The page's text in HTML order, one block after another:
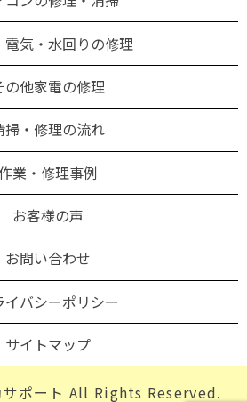
電気・水回りの修理
の他家電の修理
掃・修理の流れ
業・修理事例
お客様の声
お問い合わせ
イバシーポリシー
サイトマップ
ポート All Rights Reserved.